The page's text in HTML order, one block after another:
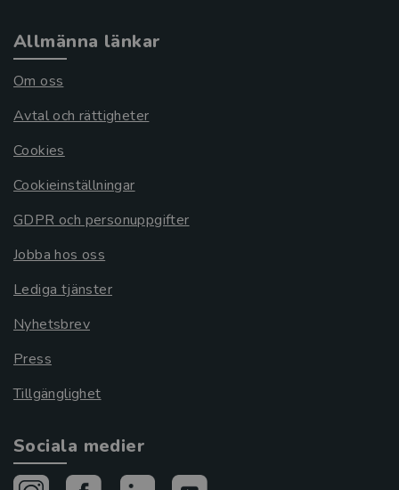
Allmänna länkar
Om oss
Avtal och rättigheter
Cookies
Cookieinställningar
GDPR och personuppgifter
Jobba hos oss
Lediga tjänster
Nyhetsbrev
Press
Tillgänglighet
Sociala medier